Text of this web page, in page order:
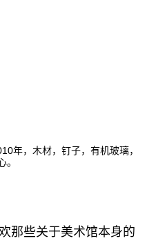
年，木材，钉子，有机玻璃，
。
那些关于美术馆本身的